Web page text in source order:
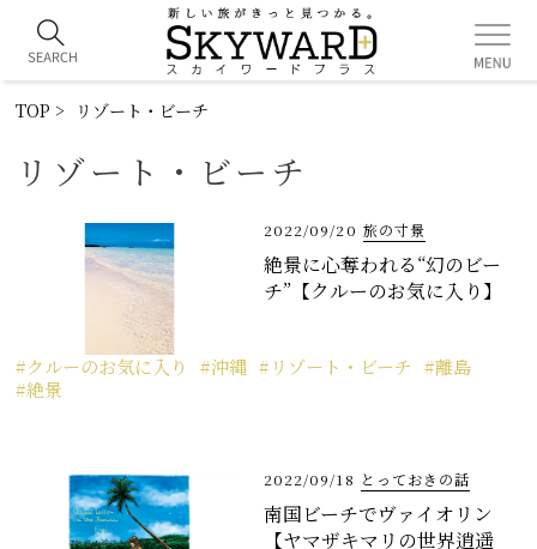
TOP リゾート・ビーチ
リゾート・ビーチ
2022/09/20 旅の寸景
絶景に心奪われる“幻のビー
チ”【クルーのお気に入り】
クルーのお気に入り 沖縄 リゾート・ビーチ
離島
絶景
2022/09/18 とっておきの話
南国ビーチでヴァイオリン
【ヤマザキマリの世界逍遥